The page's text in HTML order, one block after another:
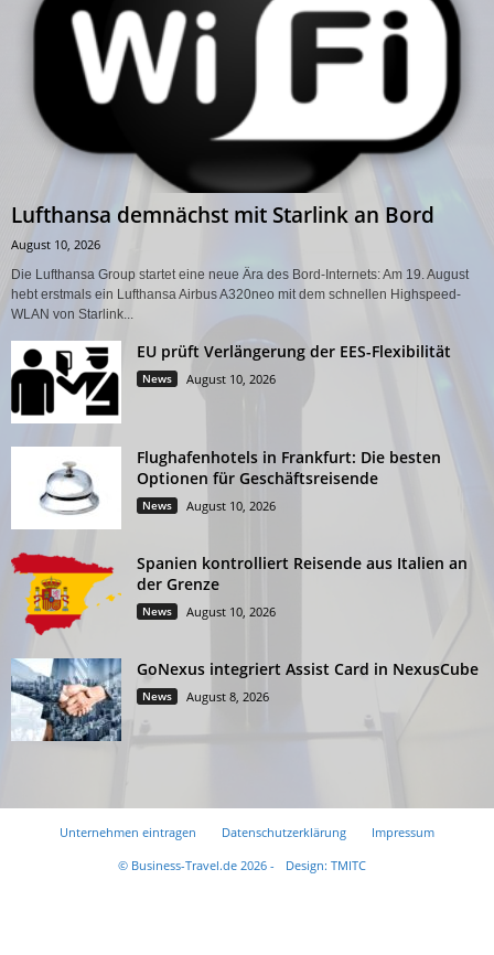
Lufthansa demnächst mit Starlink an Bord
August 10, 2026
Die Lufthansa Group startet eine neue Ära des Bord-Internets: Am 19. August
hebt erstmals ein Lufthansa Airbus A320neo mit dem schnellen Highspeed-
WLAN von Starlink...
EU prüft Verlängerung der EES-Flexibilität
News August 10, 2026
Flughafenhotels in Frankfurt: Die besten
Optionen für Geschäftsreisende
News August 10, 2026
Spanien kontrolliert Reisende aus Italien an
der Grenze
News August 10, 2026
GoNexus integriert Assist Card in NexusCube
News August 8, 2026
Unternehmen eintragen Datenschutzerklärung
Impressum
© Business-Travel.de 2026 -
Design: TMITC